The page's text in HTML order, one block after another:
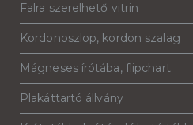
Falra szerelhető vitrin
Kordonoszlop, kordon szalag
Mágneses írótába, flipchart
Plakáttartó állvány